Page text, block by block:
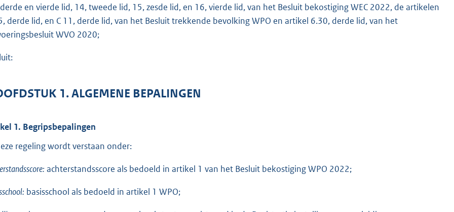
1
,
en vierde lid, 14, tweede lid, 15, zesde lid, en 16, vierde lid, van het Besluit bekostiging WEC 2022, de artikelen
derde lid, en C 11, derde lid, van het Besluit trekkende bevolking WPO en artikel 6.30, derde lid, van het
WVO 2020;
1. ALGEMENE BEPALINGEN
1. Begripsbepalingen
regeling wordt verstaan onder:
achterstandsscore als bedoeld in artikel 1 van het Besluit bekostiging WPO 2022;
basisschool als bedoeld in artikel 1 WPO;